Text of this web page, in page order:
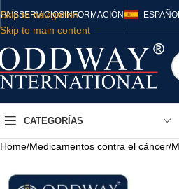
Skip to navigation
Skip to main content
PAÍSSERVICIOSINFORMACIÓN ESPAÑOL
CATEGORÍAS
Home/Medicamentos contra el cáncer/